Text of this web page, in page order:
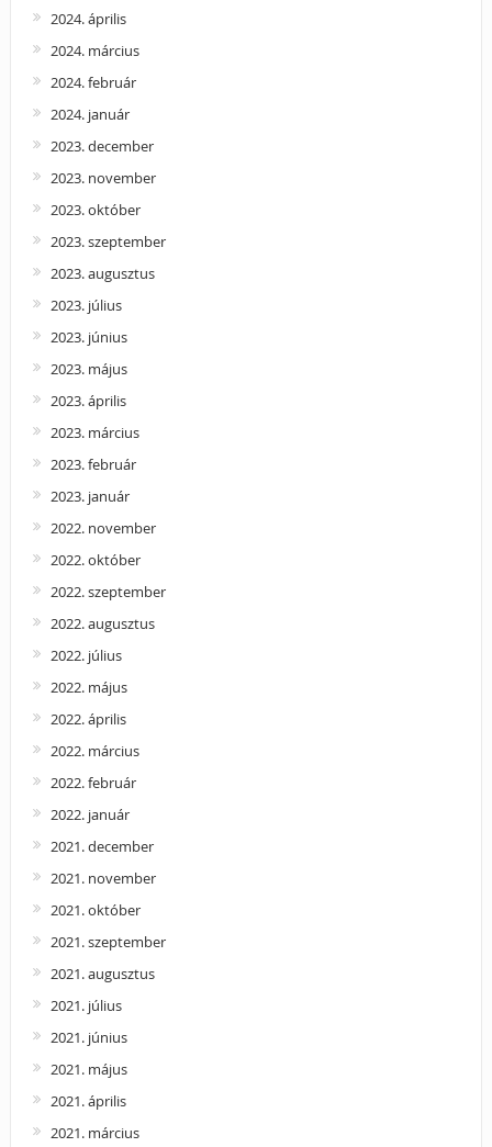
2024. április
2024. március
2024. február
2024. január
2023. december
2023. november
2023. október
2023. szeptember
2023. augusztus
2023. július
2023. június
2023. május
2023. április
2023. március
2023. február
2023. január
2022. november
2022. október
2022. szeptember
2022. augusztus
2022. július
2022. május
2022. április
2022. március
2022. február
2022. január
2021. december
2021. november
2021. október
2021. szeptember
2021. augusztus
2021. július
2021. június
2021. május
2021. április
2021. március